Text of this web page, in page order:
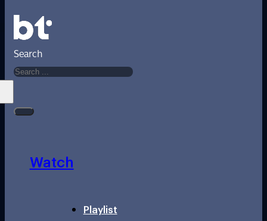
Search
Watch
Playlist